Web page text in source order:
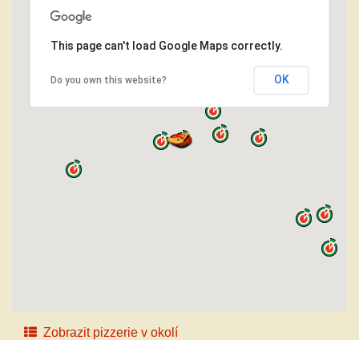
This page can't load Google Maps correctly.
Do you own this website? OK
Zobrazit pizzerie v okolí